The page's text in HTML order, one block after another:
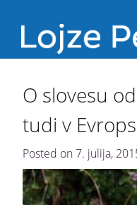
O slovesu
tudi v
Posted on7. julija,